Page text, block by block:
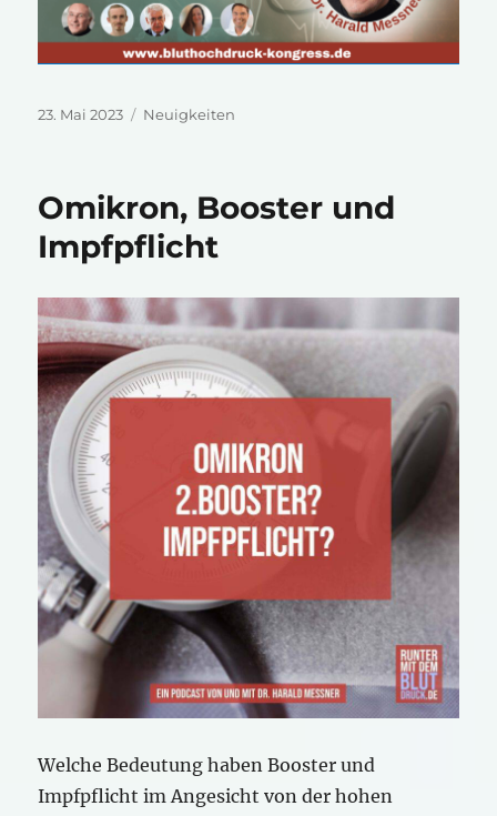
Veröffentlicht
23. Mai 2023 Kategorien
Neuigkeiten
Omikron, Booster und
Impfpflicht
Welche Bedeutung haben Booster und
Impfpflicht im Angesicht von der hohen